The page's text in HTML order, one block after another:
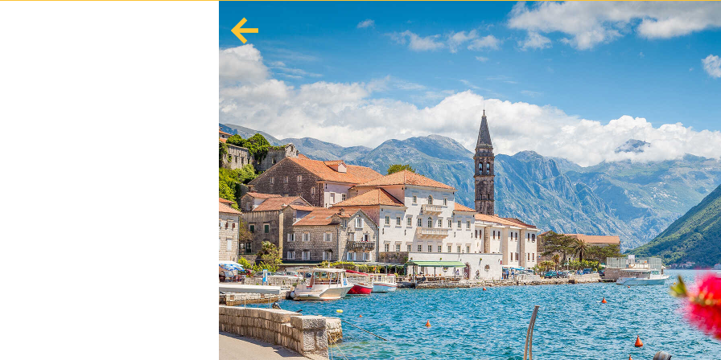
English Español
Europa
Albania
Andorra
Austria
Azerbaiyán
Azores
Bielorrusia
Bélgica
Bosnia y Herzegovina
Bulgaria
Córcega
Creta